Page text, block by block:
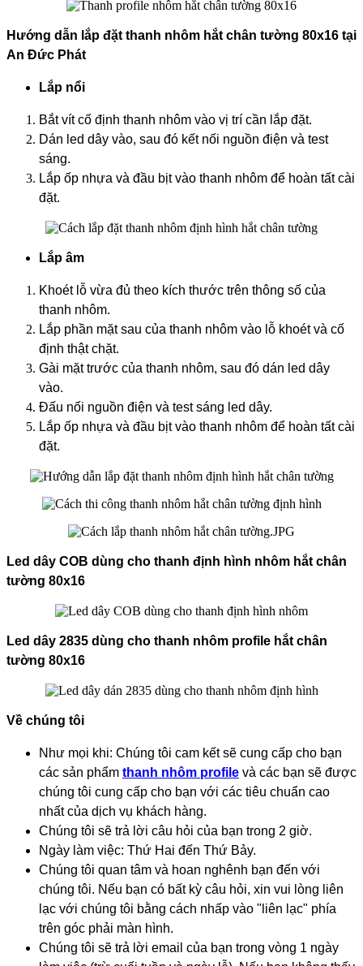
Hướng dẫn lắp đặt thanh nhôm hắt chân tường 80x16 tại
An Đức Phát
Lắp nổi
Bắt vít cố định thanh nhôm vào vị trí cần lắp đặt.
Dán led dây vào, sau đó kết nối nguồn điện và test
sáng.
Lắp ốp nhựa và đầu bịt vào thanh nhôm để hoàn tất cài
đặt.
Lắp âm
Khoét lỗ vừa đủ theo kích thước trên thông số của
thanh nhôm.
Lắp phần mặt sau của thanh nhôm vào lỗ khoét và cố
định thật chặt.
Gài mặt trước của thanh nhôm, sau đó dán led dây
vào.
Đấu nối nguồn điện và test sáng led dây.
Lắp ốp nhựa và đầu bịt vào thanh nhôm để hoàn tất cài
đặt.
Led dây COB dùng cho thanh định hình nhôm hắt chân
tường 80x16
Led dây 2835 dùng cho thanh nhôm profile hắt chân
tường 80x16
Về chúng tôi
Như mọi khi: Chúng tôi cam kết sẽ cung cấp cho bạn
các sản phẩm thanh nhôm profile và các bạn sẽ được
chúng tôi cung cấp cho bạn với các tiêu chuẩn cao
nhất của dịch vụ khách hàng.
Chúng tôi sẽ trả lời câu hỏi của bạn trong 2 giờ.
Ngày làm việc: Thứ Hai đến Thứ Bảy.
Chúng tôi quan tâm và hoan nghênh bạn đến với
chúng tôi. Nếu bạn có bất kỳ câu hỏi, xin vui lòng liên
lạc với chúng tôi bằng cách nhấp vào "liên lạc" phía
trên góc phải màn hình.
Chúng tôi sẽ trả lời email của bạn trong vòng 1 ngày